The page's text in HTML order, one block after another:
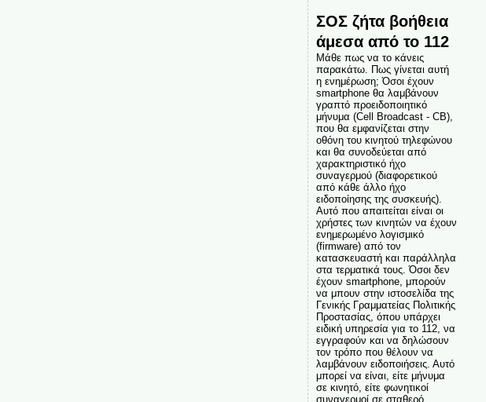
ΣΟΣ ζήτα βοήθεια
άμεσα από το 112
Μάθε πως να το κάνεις
παρακάτω. Πως γίνεται αυτή
η ενημέρωση; Όσοι έχουν
smartphone θα λαμβάνουν
γραπτό προειδοποιητικό
μήνυμα (Cell Broadcast - CB),
που θα εμφανίζεται στην
οθόνη του κινητού τηλεφώνου
και θα συνοδεύεται από
χαρακτηριστικό ήχο
συναγερμού (διαφορετικού
από κάθε άλλο ήχο
ειδοποίησης της συσκευής).
Αυτό που απαιτείται είναι οι
χρήστες των κινητών να έχουν
ενημερωμένο λογισμικό
(firmware) από τον
κατασκευαστή και παράλληλα
στα τερματικά τους. Όσοι δεν
έχουν smartphone, μπορούν
να μπουν στην ιστοσελίδα της
Γενικής Γραμματείας Πολιτικής
Προστασίας, όπου υπάρχει
ειδική υπηρεσία για το 112, να
εγγραφούν και να δηλώσουν
τον τρόπο που θέλουν να
λαμβάνουν ειδοποιήσεις. Αυτό
μπορεί να είναι, είτε μήνυμα
σε κινητό, είτε φωνητικοί
συναγερμοί σε σταθερό